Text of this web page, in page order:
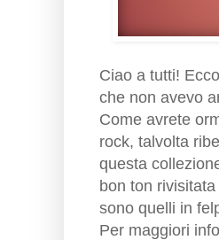
Ciao a tutti!
che non avevo
Come avrete
rock, talvolta
questa
bon ton
sono quelli in
Per maggiori